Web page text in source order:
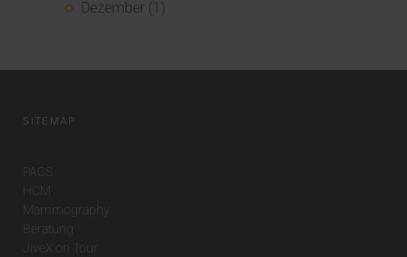
Dezember (1)
SITEMAP
PACS
HCM
Mammography
Beratung
JiveX on Tour